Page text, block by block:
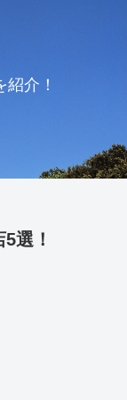
介！
選！